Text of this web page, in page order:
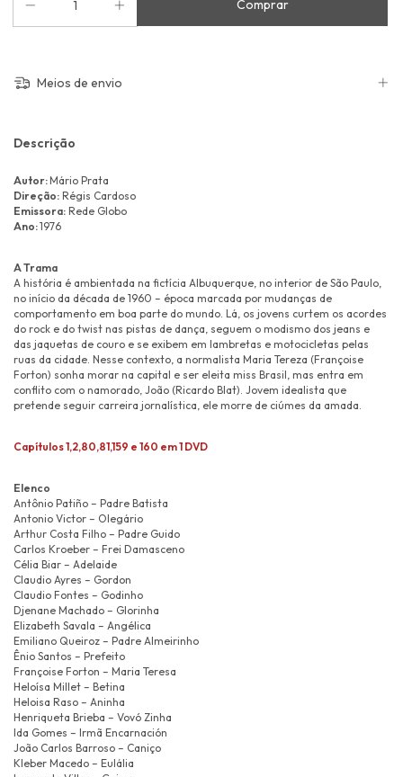
Meios de envio
Descrição
Autor:Mário Prata
Direção: Régis Cardoso
Emissora: Rede Globo
Ano:1976
A Trama
A história é ambientada na fictícia Albuquerque, no interior de São Paulo,
no início da década de 1960 – época marcada por mudanças de
comportamento em boa parte do mundo. Lá, os jovens curtem os acordes
do rock e do twist nas pistas de dança, seguem o modismo dos jeans e
das jaquetas de couro e se exibem em lambretas e motocicletas pelas
ruas da cidade. Nesse contexto, a normalista Maria Tereza (Françoise
Forton) sonha morar na capital e ser eleita miss Brasil, mas entra em
conflito com o namorado, João (Ricardo Blat). Jovem idealista que
pretende seguir carreira jornalística, ele morre de ciúmes da amada.
Capítulos 1,2,80,81,159 e 160 em 1 DVD
Elenco
Antônio Patiño – Padre Batista
Antonio Victor – Olegário
Arthur Costa Filho – Padre Guido
Carlos Kroeber – Frei Damasceno
Célia Biar – Adelaide
Claudio Ayres – Gordon
Claudio Fontes – Godinho
Djenane Machado – Glorinha
Elizabeth Savala – Angélica
Emiliano Queiroz – Padre Almeirinho
Ênio Santos – Prefeito
Françoise Forton – Maria Teresa
Heloísa Millet – Betina
Heloisa Raso – Aninha
Henriqueta Brieba – Vovó Zinha
Ida Gomes – Irmã Encarnación
João Carlos Barroso – Caniço
Kleber Macedo – Eulália